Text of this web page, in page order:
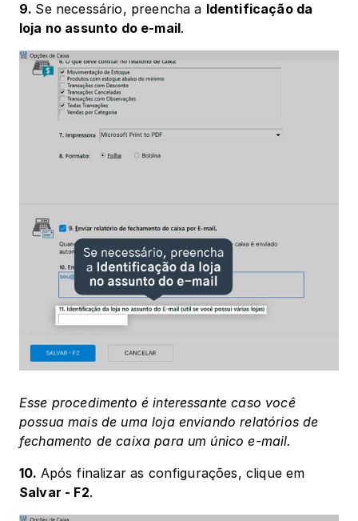
9. Se necessário, preencha a Identificação da
loja no assunto do e-mail.
Esse procedimento é interessante caso você
possua mais de uma loja enviando relatórios de
fechamento de caixa para um único e-mail.
10.
Salvar - F2.